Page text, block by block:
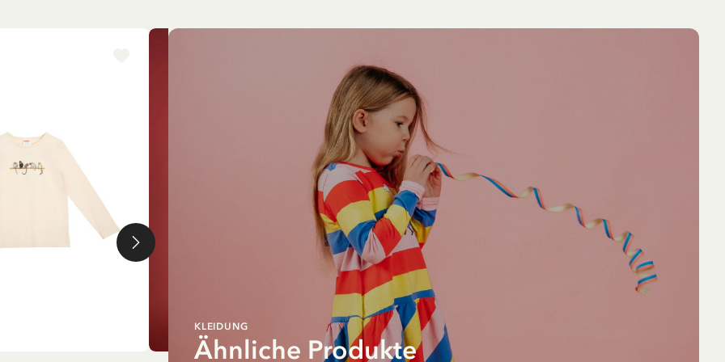
KLEIDUNG
Ähnliche Produkte